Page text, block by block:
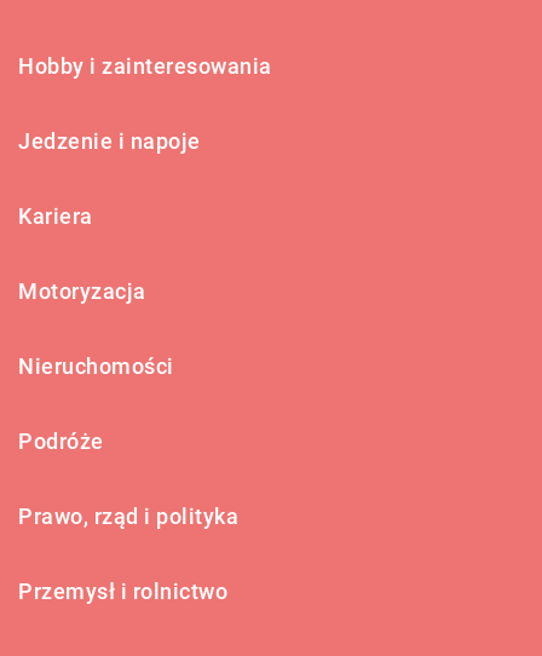
Hobby i zainteresowania
Jedzenie i napoje
Kariera
Motoryzacja
Nieruchomości
Podróże
Prawo, rząd i polityka
Przemysł i rolnictwo